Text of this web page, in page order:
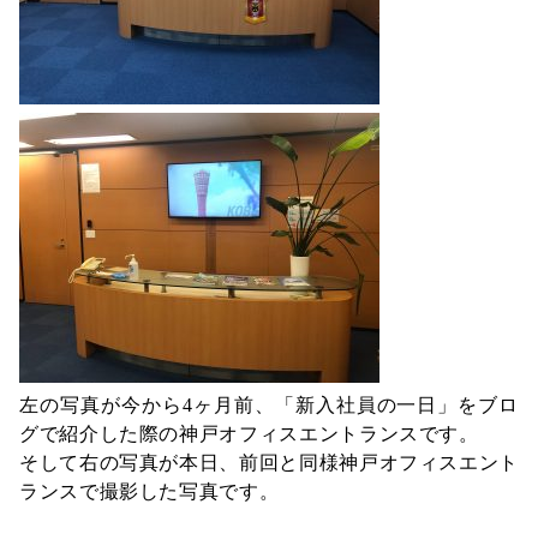
左の写真が今から4ヶ月前、「新入社員の一日」をブロ
グで紹介した際の神戸オフィスエントランスです。
そして右の写真が本日、前回と同様神戸オフィスエント
ランスで撮影した写真です。